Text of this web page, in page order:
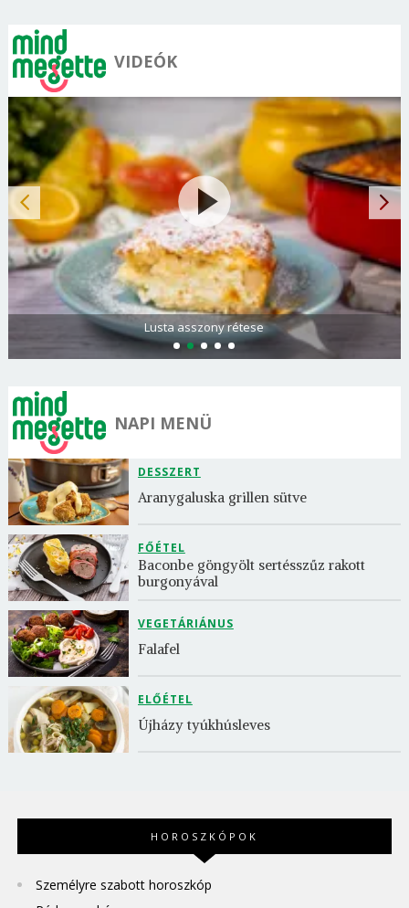
VIDEÓK
Spenótos palacsinta tejföllel töltve
NAPI MENÜ
DESSZERT
Aranygaluska grillen sütve
FŐÉTEL
Baconbe göngyölt sertésszűz rakott
burgonyával
VEGETÁRIÁNUS
Falafel
ELŐÉTEL
Újházy tyúkhúsleves
HOROSZKÓPOK
Személyre szabott horoszkóp